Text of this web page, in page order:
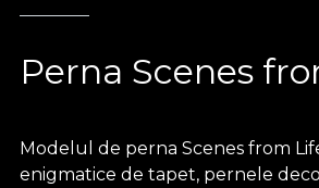
Perna Scenes
Modelul de perna Scenes from
enigmatice de tapet, pernele